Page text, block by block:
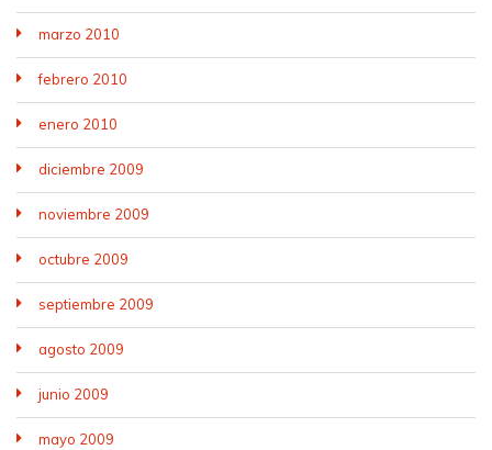
marzo 2010
febrero 2010
enero 2010
diciembre 2009
noviembre 2009
octubre 2009
septiembre 2009
agosto 2009
junio 2009
mayo 2009